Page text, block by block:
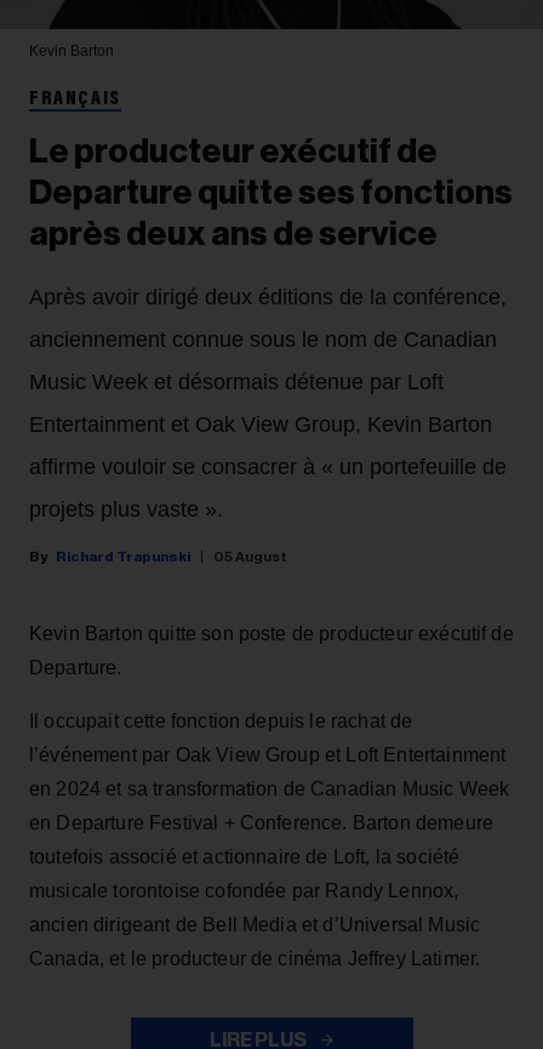
Kevin Barton
FRANÇAIS
Le producteur exécutif de
Departure quitte ses fonctions
après deux ans de service
Après avoir dirigé deux éditions de la conférence,
anciennement connue sous le nom de Canadian
Music Week et désormais détenue par Loft
Entertainment et Oak View Group, Kevin Barton
affirme vouloir se consacrer à « un portefeuille de
projets plus vaste ».
Richard Trapunski 05 August
Kevin Barton quitte son poste de producteur exécutif de
Departure.
Il occupait cette fonction depuis le rachat de
l’événement par Oak View Group et Loft Entertainment
en 2024 et sa transformation de Canadian Music Week
en Departure Festival + Conference. Barton demeure
toutefois associé et actionnaire de Loft, la société
musicale torontoise cofondée par Randy Lennox,
ancien dirigeant de Bell Media et d’Universal Music
Canada, et le producteur de cinéma Jeffrey Latimer.
LIRE PLUS